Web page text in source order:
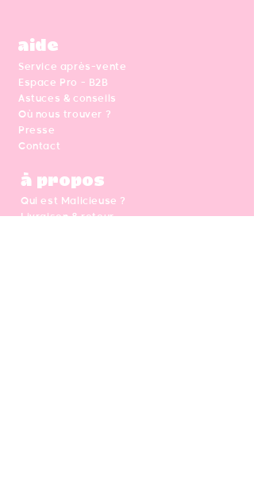
aide
Service après-vente
Espace Pro - B2B
Astuces & conseils
Où nous trouver ?
Presse
Contact
à propos
Qui est Malicieuse ?
Livraison & retour